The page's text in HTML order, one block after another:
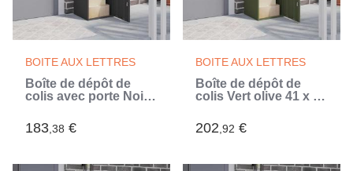
BOITE AUX LETTRES
Boîte de dépôt de
colis avec porte Noir
(Noir)
183,38 €
BOITE AUX LETTRES
Boîte de dépôt de
colis Vert olive 41 x 38
202,92 €